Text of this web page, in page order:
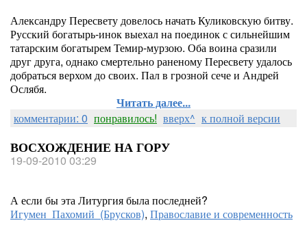
Александру Пересвету довелось начать Куликовскую битву.
Русский богатырь-инок выехал на поединок с сильнейшим
татарским богатырем Темир-мурзою. Оба воина сразили
друг друга, однако смертельно раненому Пересвету удалось
добраться верхом до своих. Пал в грозной сече и Андрей
Ослябя.
Читать далее...
комментарии: 0 понравилось! вверх^ к полной версии
ВОСХОЖДЕНИЕ НА ГОРУ
19-09-2010 03:29
А если бы эта Литургия была последней?
Игумен Пахомий (Брусков), Православие и современность